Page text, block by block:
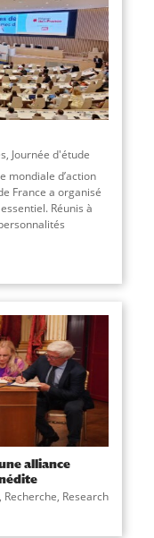
, Journée d'étude
mondiale d’action
France a organisé
Réunis à
alliance
Recherche, Research